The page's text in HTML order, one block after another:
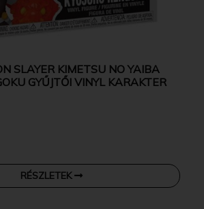
SLAYER KIMETSU NO YAIBA
GYŰJTŐI VINYL KARAKTER
RÉSZLETEK